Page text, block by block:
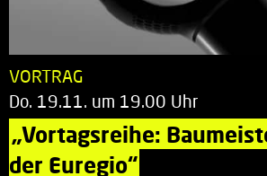
VORTRAG
Do. 19.11. um 19.00 Uhr
„Vortagsreihe:
der Euregio“